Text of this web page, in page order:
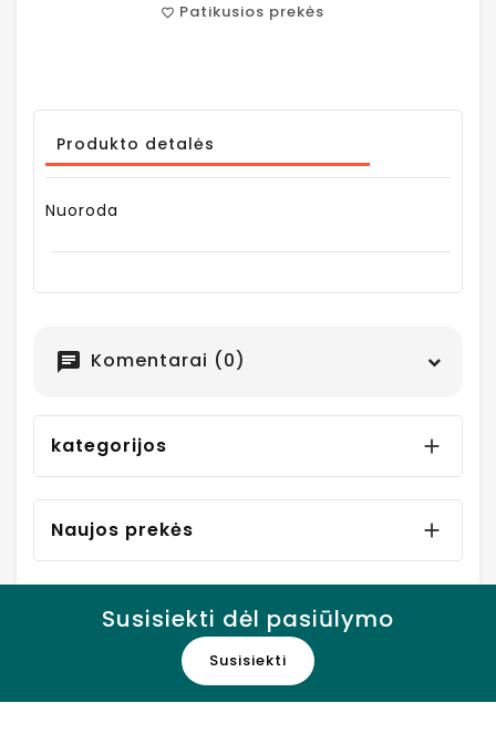
favorite_border Patikusios prekės
Produkto detalės
Nuoroda
chat Komentarai (0)
kategorijos 
Naujos prekės 
Susisiekti dėl pasiūlymo
Susisiekti